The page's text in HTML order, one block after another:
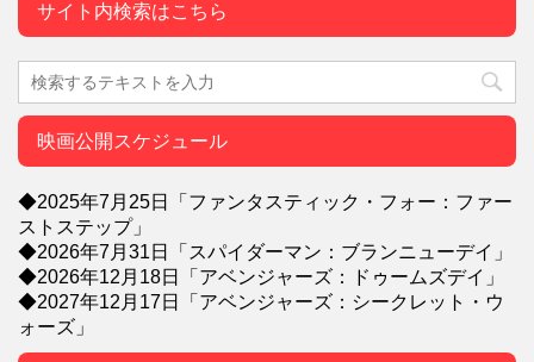
サイト内検索はこちら
映画公開スケジュール
◆2025年7月25日「ファンタスティック・フォー：ファー
ストステップ」
◆2026年7月31日「スパイダーマン：ブランニューデイ」
◆2026年12月18日「アベンジャーズ：ドゥームズデイ」
◆2027年12月17日「アベンジャーズ：シークレット・ウ
ォーズ」